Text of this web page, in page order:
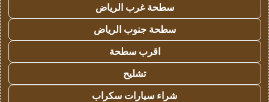
سطحة غرب الرياض
سطحة جنوب الرياض
اقرب سطحة
تشليح
شراء سيارات سكراب